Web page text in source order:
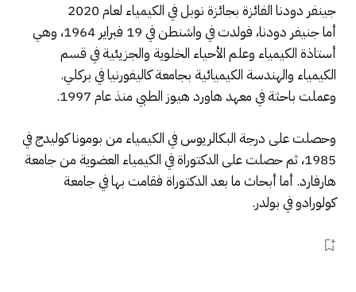
جينفر دودنا الفائزة بجائزة نوبل في الكيمياء لعام 2020
أما جنيفر دودنا، فولدت في واشنطن في 19 فبراير 1964، وهي
أستاذة الكيمياء وعلم الأحياء الخلوية والجزيئية في قسم
الكيمياء والهندسة الكيميائية بجامعة كاليفورنيا في بركلي.
وعملت باحثة في معهد هاورد هيوز الطبي منذ عام 1997.
وحصلت على درجة البكالريوس في الكيمياء من بومونا كوليدج في
1985، ثم حصلت على الدكتوراة في الكيمياء العضوية من جامعة
هارفارد. أما أبحاث ما بعد الدكتوراة فقامت بها في جامعة
كولورادو في بولدر.